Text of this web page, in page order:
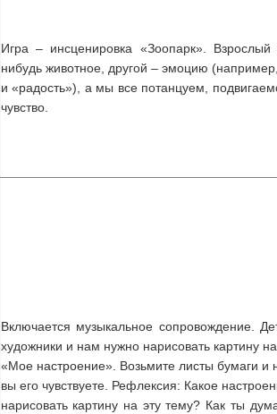
Игра – инсценировка «Зоопарк».
нибудь животное, другой – эмоцию
и «радость»), а мы все потанцуем,
чувство.
Включается музыкальное сопровождение.
художники и нам нужно нарисовать картину
«Мое настроение». Возьмите листы бумаги и
вы его чувствуете. Рефлексия: Какое
нарисовать картину на эту тему? Как ты